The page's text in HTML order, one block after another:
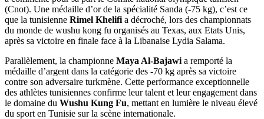
(Cnot). Une médaille d’or de la spécialité Sanda (-75 kg), c’est ce
que la tunisienne Rimel Khelifi a décroché, lors des championnats
du monde de wushu kong fu organisés au Texas, aux Etats Unis,
après sa victoire en finale face à la Libanaise Lydia Salama.
Parallèlement, la championne Maya Al-Bajawi a remporté la
médaille d’argent dans la catégorie des -70 kg après sa victoire
contre son adversaire turkmène. Cette performance exceptionnelle
des athlètes tunisiennes confirme leur talent et leur engagement dans
le domaine du Wushu Kung Fu, mettant en lumière le niveau élevé
du sport en Tunisie sur la scène internationale.